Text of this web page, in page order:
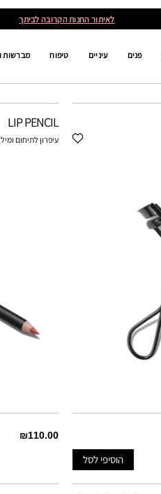
לאיתור החנות הקרובה לביתך
פנים עיניים טיפוח מברשות
הוסיפי לסל
LIP PENCIL
עיפרון לתיחום
₪110.00